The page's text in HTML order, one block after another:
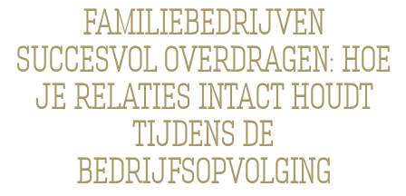
FAMILIEBEDRIJVEN
SUCCESVOL OVERDRAGEN: HOE
JE RELATIES INTACT HOUDT
TIJDENS DE
BEDRIJFSOPVOLGING